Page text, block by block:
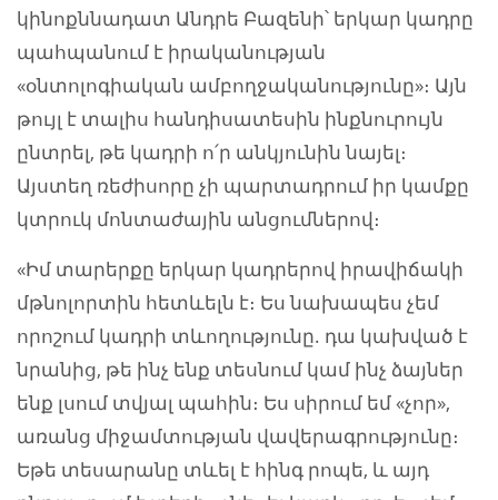
կինոքննադատ Անդրե Բազենի՝ երկար կադրը
պահպանում է իրականության
«օնտոլոգիական ամբողջականությունը»։ Այն
թույլ է տալիս հանդիսատեսին ինքնուրույն
ընտրել, թե կադրի ո՛ր անկյունին նայել։
Այստեղ ռեժիսորը չի պարտադրում իր կամքը
կտրուկ մոնտաժային անցումներով։
«Իմ տարերքը երկար կադրերով իրավիճակի
մթնոլորտին հետևելն է։ Ես նախապես չեմ
որոշում կադրի տևողությունը. դա կախված է
նրանից, թե ինչ ենք տեսնում կամ ինչ ձայներ
ենք լսում տվյալ պահին։ Ես սիրում եմ «չոր»,
առանց միջամտության վավերագրությունը։
Եթե տեսարանը տևել է հինգ րոպե, և այդ